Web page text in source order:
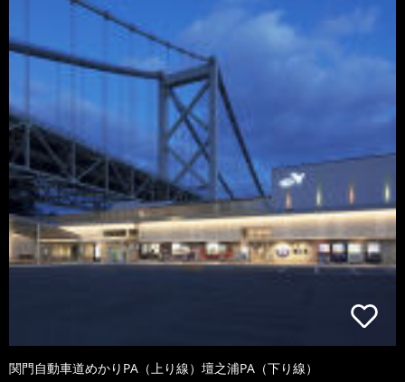
関門自動車道めかりPA（上り線）壇之浦PA（下り線）